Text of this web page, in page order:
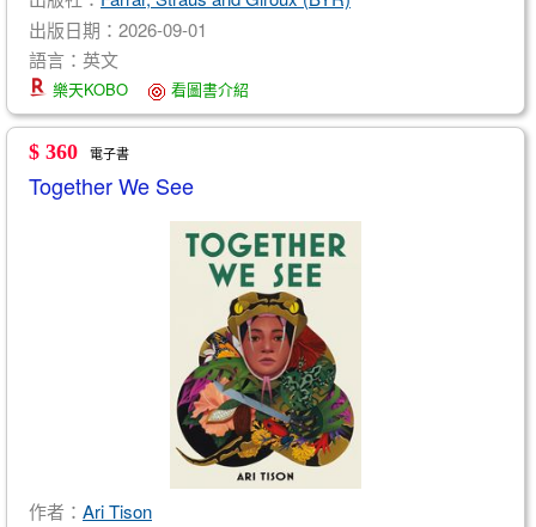
出版日期：2026-09-01
語言：英文
樂天KOBO 看圖書介紹
$ 360 電子書
Together We See
作者： Ari Tison